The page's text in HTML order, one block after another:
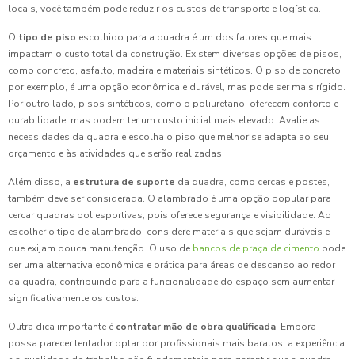
locais, você também pode reduzir os custos de transporte e logística.
O tipo de piso escolhido para a quadra é um dos fatores que mais
impactam o custo total da construção. Existem diversas opções de pisos,
como concreto, asfalto, madeira e materiais sintéticos. O piso de concreto,
por exemplo, é uma opção econômica e durável, mas pode ser mais rígido.
Por outro lado, pisos sintéticos, como o poliuretano, oferecem conforto e
durabilidade, mas podem ter um custo inicial mais elevado. Avalie as
necessidades da quadra e escolha o piso que melhor se adapta ao seu
orçamento e às atividades que serão realizadas.
Além disso, a estrutura de suporte da quadra, como cercas e postes,
também deve ser considerada. O alambrado é uma opção popular para
cercar quadras poliesportivas, pois oferece segurança e visibilidade. Ao
escolher o tipo de alambrado, considere materiais que sejam duráveis e
que exijam pouca manutenção. O uso de bancos de praça de cimento pode
ser uma alternativa econômica e prática para áreas de descanso ao redor
da quadra, contribuindo para a funcionalidade do espaço sem aumentar
significativamente os custos.
Outra dica importante é contratar mão de obra qualificada. Embora
possa parecer tentador optar por profissionais mais baratos, a experiência